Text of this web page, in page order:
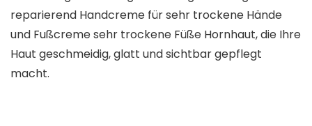
reparierend Handcreme für sehr trockene Hände
und Fußcreme sehr trockene Füße Hornhaut, die Ihre
Haut geschmeidig, glatt und sichtbar gepflegt
macht.